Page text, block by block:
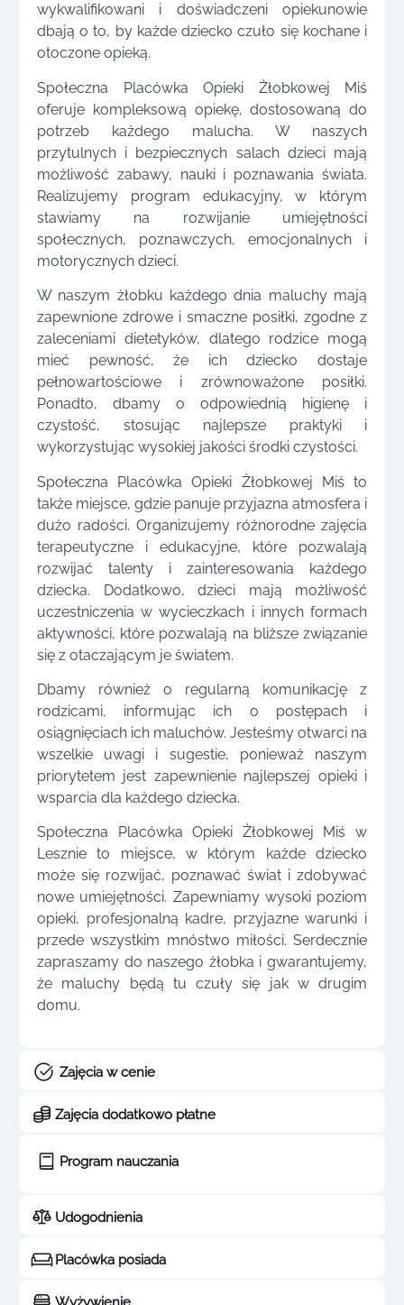
wykwalifikowani i doświadczeni opiekunowie
dbają o to, by każde dziecko czuło się kochane i
otoczone opieką.
Społeczna Placówka Opieki Żłobkowej Miś
oferuje kompleksową opiekę, dostosowaną do
potrzeb każdego malucha. W naszych
przytulnych i bezpiecznych salach dzieci mają
możliwość zabawy, nauki i poznawania świata.
Realizujemy program edukacyjny, w którym
stawiamy na rozwijanie umiejętności
społecznych, poznawczych, emocjonalnych i
motorycznych dzieci.
W naszym żłobku każdego dnia maluchy mają
zapewnione zdrowe i smaczne posiłki, zgodne z
zaleceniami dietetyków, dlatego rodzice mogą
mieć pewność, że ich dziecko dostaje
pełnowartościowe i zrównoważone posiłki.
Ponadto, dbamy o odpowiednią higienę i
czystość, stosując najlepsze praktyki i
wykorzystując wysokiej jakości środki czystości.
Społeczna Placówka Opieki Żłobkowej Miś to
także miejsce, gdzie panuje przyjazna atmosfera i
dużo radości. Organizujemy różnorodne zajęcia
terapeutyczne i edukacyjne, które pozwalają
rozwijać talenty i zainteresowania każdego
dziecka. Dodatkowo, dzieci mają możliwość
uczestniczenia w wycieczkach i innych formach
aktywności, które pozwalają na bliższe związanie
się z otaczającym je światem.
Dbamy również o regularną komunikację z
rodzicami, informując ich o postępach i
osiągnięciach ich maluchów. Jesteśmy otwarci na
wszelkie uwagi i sugestie, ponieważ naszym
priorytetem jest zapewnienie najlepszej opieki i
wsparcia dla każdego dziecka.
Społeczna Placówka Opieki Żłobkowej Miś w
Lesznie to miejsce, w którym każde dziecko
może się rozwijać, poznawać świat i zdobywać
nowe umiejętności. Zapewniamy wysoki poziom
opieki, profesjonalną kadre, przyjazne warunki i
przede wszystkim mnóstwo miłości. Serdecznie
zapraszamy do naszego żłobka i gwarantujemy,
że maluchy będą tu czuły się jak w drugim
domu.
Zajęcia w cenie
Zajęcia dodatkowo płatne
Program nauczania
Udogodnienia
Placówka posiada